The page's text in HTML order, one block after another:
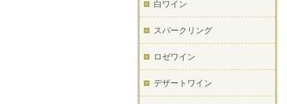
白ワイン
スパークリング
ロゼワイン
デザートワイン